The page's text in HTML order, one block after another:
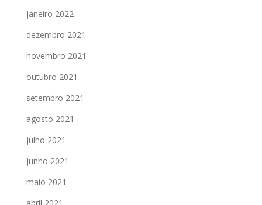
janeiro 2022
dezembro 2021
novembro 2021
outubro 2021
setembro 2021
agosto 2021
julho 2021
junho 2021
maio 2021